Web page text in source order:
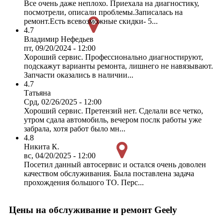
Все очень даже неплохо. Приехала на диагностику,
посмотрели, описали проблемы.Записалась на
ремонт.Есть всевозможные скидки- 5...
4.7
Владимир Нефедьев
пт, 09/20/2024 - 12:00
Хороший сервис. Профессионально диагностируют,
подскажут варианты ремонта, лишнего не навязывают.
Запчасти оказались в наличии...
4.7
Татьяна
Срд, 02/26/2025 - 12:00
Хороший сервис. Претензий нет. Сделали все четко,
утром сдала автомобиль, вечером послк работы уже
забрала, хотя работ было мн...
4.8
Никита К.
вс, 04/20/2025 - 12:00
Посетил данный автосервис и остался очень доволен
качеством обслуживания. Была поставлена задача
прохождения большого ТО. Перс...
Цены на обслуживание и ремонт Geely